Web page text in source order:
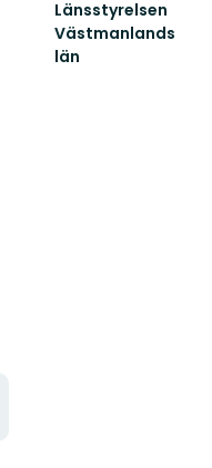
Länsstyrelsen
Västmanlands
län